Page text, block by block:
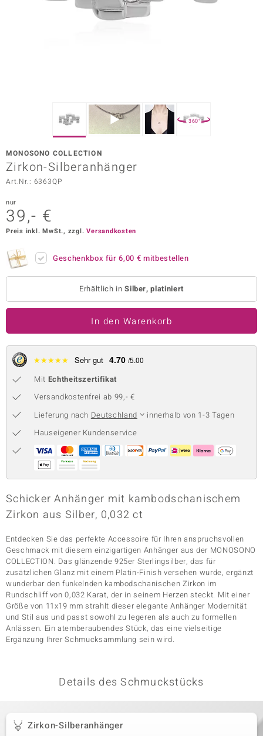
Vogue
Paraíso
Collection
BY DE MELO
Collection
Classics
360°
MONOSONO COLLECTION
Zirkon-Silberanhänger
Art.Nr.: 6363QP
nur
39,- €
Preis inkl. MwSt., zzgl.Versandkosten
Geschenkbox für6,00 € mitbestellen
Erhältlich inSilber, platiniert
In den Warenkorb
★★★★★ Sehr gut 4.70 /5.00
Mit Echtheitszertifikat
Versandkostenfrei ab 99,- €
Lieferung nach Deutschland
innerhalb von 1-3 Tagen
Hauseigener Kundenservice
Schicker Anhänger mit kambodschanischem
Zirkon aus Silber, 0,032 ct
Entdecken Sie das perfekte Accessoire für Ihren anspruchsvollen
Geschmack mit diesem einzigartigen Anhänger aus der MONOSONO
COLLECTION. Das glänzende 925er Sterlingsilber, das für
zusätzlichen Glanz mit einem Platin-Finish versehen wurde, ergänzt
wunderbar den funkelnden kambodschanischen Zirkon im
Rundschliff von 0,032 Karat, der in seinem Herzen steckt. Mit einer
Größe von 11x19 mm strahlt dieser elegante Anhänger Modernität
und Stil aus und passt sowohl zu legeren als auch zu formellen
Anlässen. Ein atemberaubendes Stück, das eine vielseitige
Ergänzung Ihrer Schmucksammlung sein wird.
Details des Schmuckstücks
Zirkon-Silberanhänger